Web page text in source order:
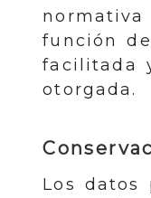
función
facilitada
otorgada.
Los datos